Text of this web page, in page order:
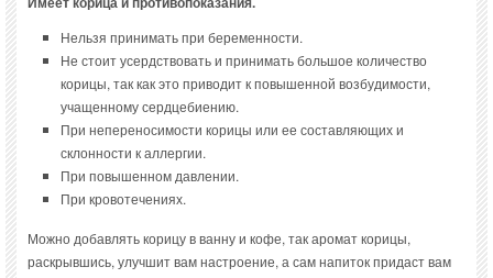
Нельзя принимать при беременности.
Не стоит усердствовать и принимать большое количество
корицы, так как это приводит к повышенной возбудимости,
учащенному сердцебиению.
При непереносимости корицы или ее составляющих и
склонности к аллергии.
При повышенном давлении.
При кровотечениях.
Можно добавлять корицу в ванну и кофе, так аромат корицы,
раскрывшись, улучшит вам настроение, а сам напиток придаст вам